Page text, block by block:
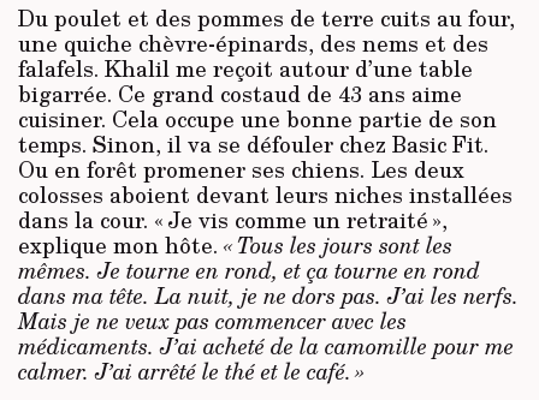
Du poulet et des pommes de terre cuits au four,
une quiche chèvre-épinards, des nems et des
falafels. Khalil me reçoit autour d’une table
bigarrée. Ce grand costaud de 43 ans aime
cuisiner. Cela occupe une bonne partie de son
temps. Sinon, il va se défouler chez Basic Fit.
Ou en forêt promener ses chiens. Les deux
colosses aboient devant leurs niches installées
dans la cour. « Je vis comme un retraité »,
explique mon hôte. « Tous les jours sont les
mêmes. Je tourne en rond, et ça tourne en rond
dans ma tête. La nuit, je ne dors pas. J’ai les nerfs.
Mais je ne veux pas commencer avec les
médicaments. J’ai acheté de la camomille pour me
calmer. J’ai arrêté le thé et le café. »